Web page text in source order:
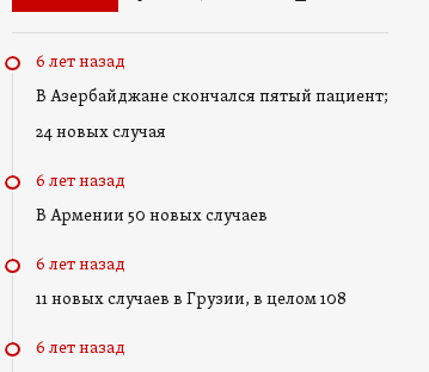
6 лет назад
В Азербайджане скончался пятый пациент;
24 новых случая
6 лет назад
В Армении 50 новых случаев
6 лет назад
11 новых случаев в Грузии, в целом 108
6 лет назад